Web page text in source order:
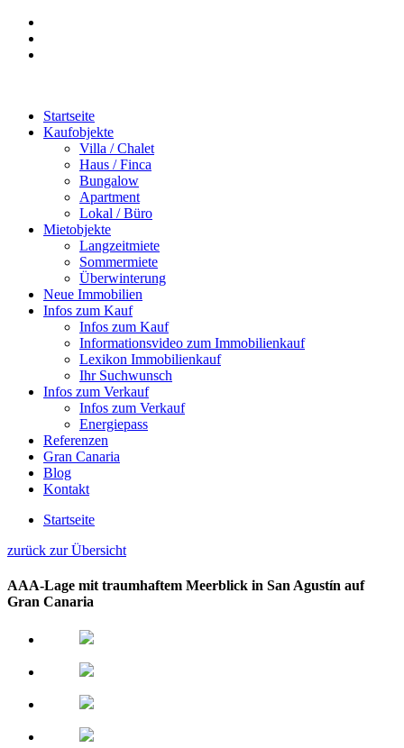
Startseite
Kaufobjekte
Villa / Chalet
Haus / Finca
Bungalow
Apartment
Lokal / Büro
Mietobjekte
Langzeitmiete
Sommermiete
Überwinterung
Neue Immobilien
Infos zum Kauf
Infos zum Kauf
Informationsvideo zum Immobilienkauf
Lexikon Immobilienkauf
Ihr Suchwunsch
Infos zum Verkauf
Infos zum Verkauf
Energiepass
Referenzen
Gran Canaria
Blog
Kontakt
Startseite
zurück zur Übersicht
AAA-Lage mit traumhaftem Meerblick in San Agustín auf
Gran Canaria